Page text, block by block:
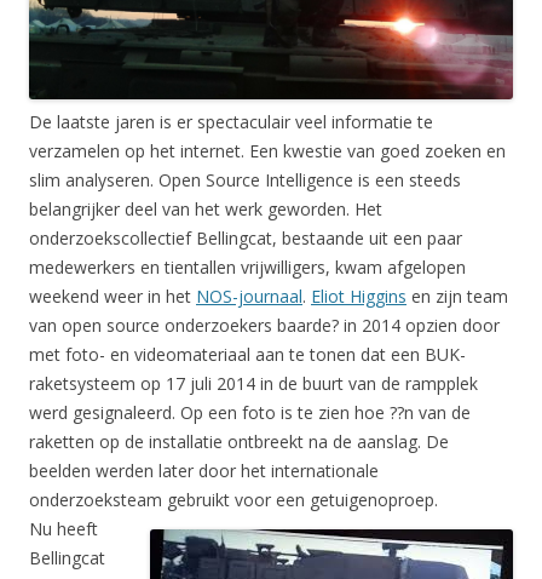
De laatste jaren is er spectaculair veel informatie te
verzamelen op het internet. Een kwestie van goed zoeken en
slim analyseren. Open Source Intelligence is een steeds
belangrijker deel van het werk geworden. Het
onderzoekscollectief Bellingcat, bestaande uit een paar
medewerkers en tientallen vrijwilligers, kwam afgelopen
weekend weer in het NOS-journaal. Eliot Higgins en zijn team
van open source onderzoekers baarde? in 2014 opzien door
met foto- en videomateriaal aan te tonen dat een BUK-
raketsysteem op 17 juli 2014 in de buurt van de rampplek
werd gesignaleerd. Op een foto is te zien hoe ??n van de
raketten op de installatie ontbreekt na de aanslag. De
beelden werden later door het internationale
onderzoeksteam gebruikt voor een getuigenoproep.
Nu heeft
Bellingcat